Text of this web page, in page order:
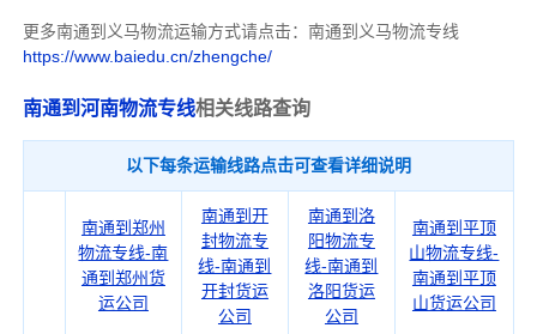
更多南通到义马物流运输方式请点击：南通到义马物流专线
https://www.baiedu.cn/zhengche/
南通到河南物流专线相关线路查询
以下每条运输线路点击可查看详细说明
南通到郑州
物流专线-南
通到郑州货
运公司
南通到开
封物流专
线-南通到
开封货运
公司
南通到洛
阳物流专
线-南通到
洛阳货运
公司
南通到平顶
山物流专线-
南通到平顶
山货运公司